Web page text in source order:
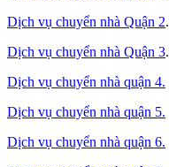
Dịch vụ chuyển nhà Quận 2.
Dịch vụ chuyển nhà Quận 3.
Dịch vụ chuyển nhà quận 4.
Dịch vụ chuyển nhà quận 5.
Dịch vụ chuyển nhà quận 6.